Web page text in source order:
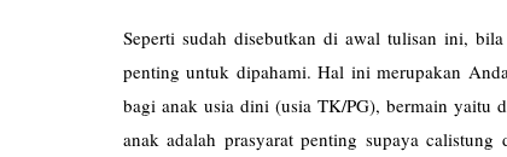
Seperti sudah disebutkan di awal tulisan ini,
penting untuk dipahami. Hal ini merupakan
bagi anak usia dini (usia TK/PG), bermain yaitu
anak adalah prasyarat penting supaya